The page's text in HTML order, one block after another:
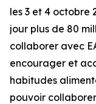
les 3 et 4 octobre
jour plus de 80
collaborer avec
encourager et
habitudes
pouvoir